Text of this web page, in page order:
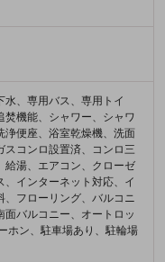
、専用バス、専用トイ
焚機能、シャワー、シャワ
浄便座、浴室乾燥機、洗面
スコンロ設置済、コンロ三
給湯、エアコン、クローゼ
、インターネット対応、イ
、フローリング、バルコニ
面バルコニー、オートロッ
ホン、駐車場あり、駐輪場